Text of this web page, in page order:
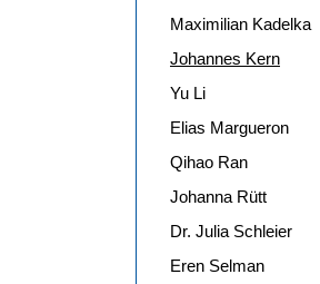
Maximilian Kadelka
Johannes Kern
Yu Li
Elias Margueron
Qihao Ran
Johanna Rütt
Dr. Julia Schleier
Eren Selman